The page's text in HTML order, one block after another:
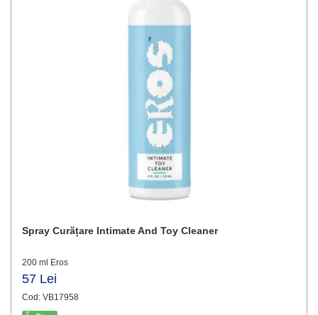
Spray Curățare Intimate And Toy Cleaner
200 ml Eros
57 Lei
Cod: VB17958